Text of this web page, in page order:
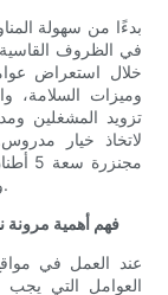
بدءًا من سهولة
في الظروف
خلال استعراض
وميزات السلامة،
تزويد المشغلين
لاتخاذ خيار
وكيفية اختيار واحدة تحقق قيمة وكفاءة مستدامتين.
فهم أهمية مرونة
عند العمل في